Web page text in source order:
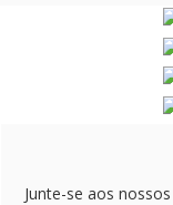
Junte-se aos